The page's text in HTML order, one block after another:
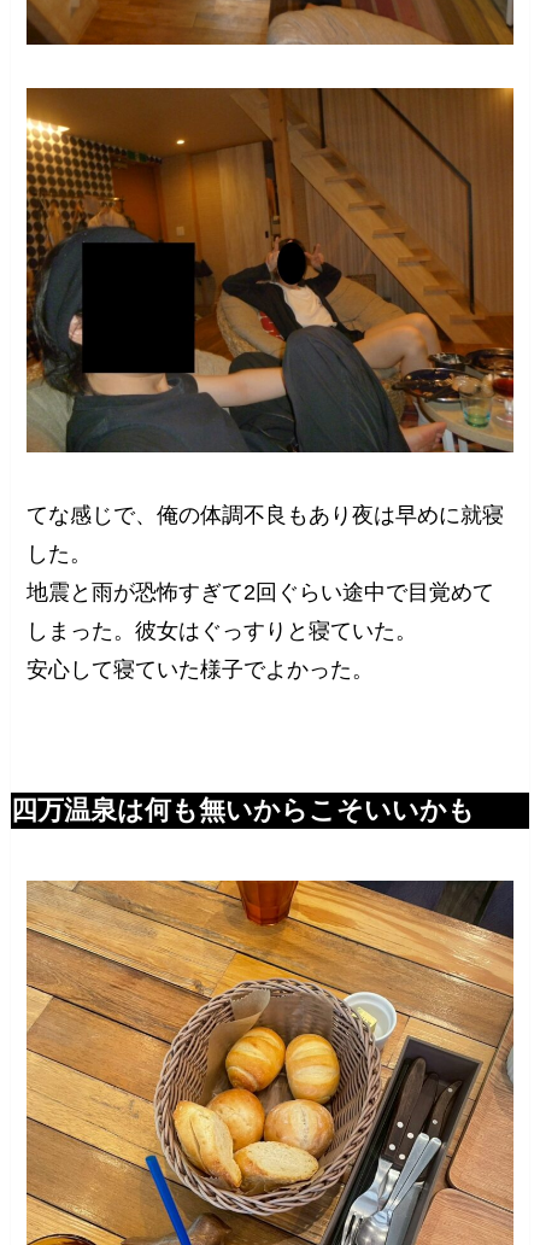
てな感じで、俺の体調不良もあり夜は早めに就寝
した。
地震と雨が恐怖すぎて2回ぐらい途中で目覚めて
しまった。彼女はぐっすりと寝ていた。
安心して寝ていた様子でよかった。
四万温泉は何も無いからこそいいかも